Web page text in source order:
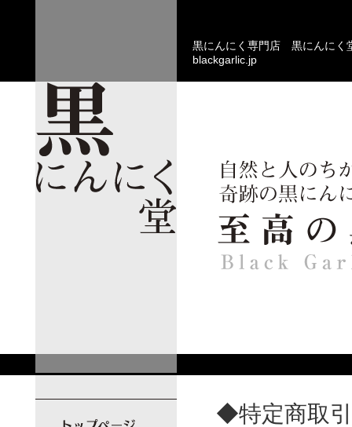
黒にんにく専門店 黒にんにく
blackgarlic.jp
◆特定商取